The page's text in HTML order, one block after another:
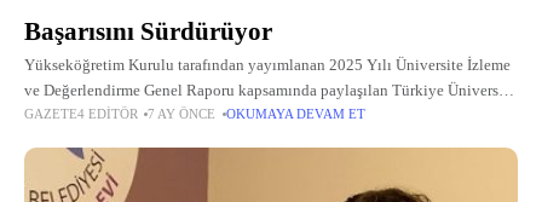
Başarısını Sürdürüyor
Yükseköğretim Kurulu tarafından yayımlanan 2025 Yılı Üniversite İzleme
ve Değerlendirme Genel Raporu kapsamında paylaşılan Türkiye Üniversite
Deneyim Araştırması (TÜDA) verileri, İzmir Bakırçay Üniversitesi’nin
GAZETE4 EDITÖR 7 AY ÖNCE OKUMAYA DEVAM ET